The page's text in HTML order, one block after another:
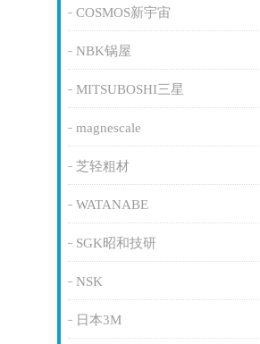
COSMOS新宇宙
NBK锅屋
MITSUBOSHI三星
magnescale
芝轻粗材
WATANABE
SGK昭和技研
NSK
日本3M